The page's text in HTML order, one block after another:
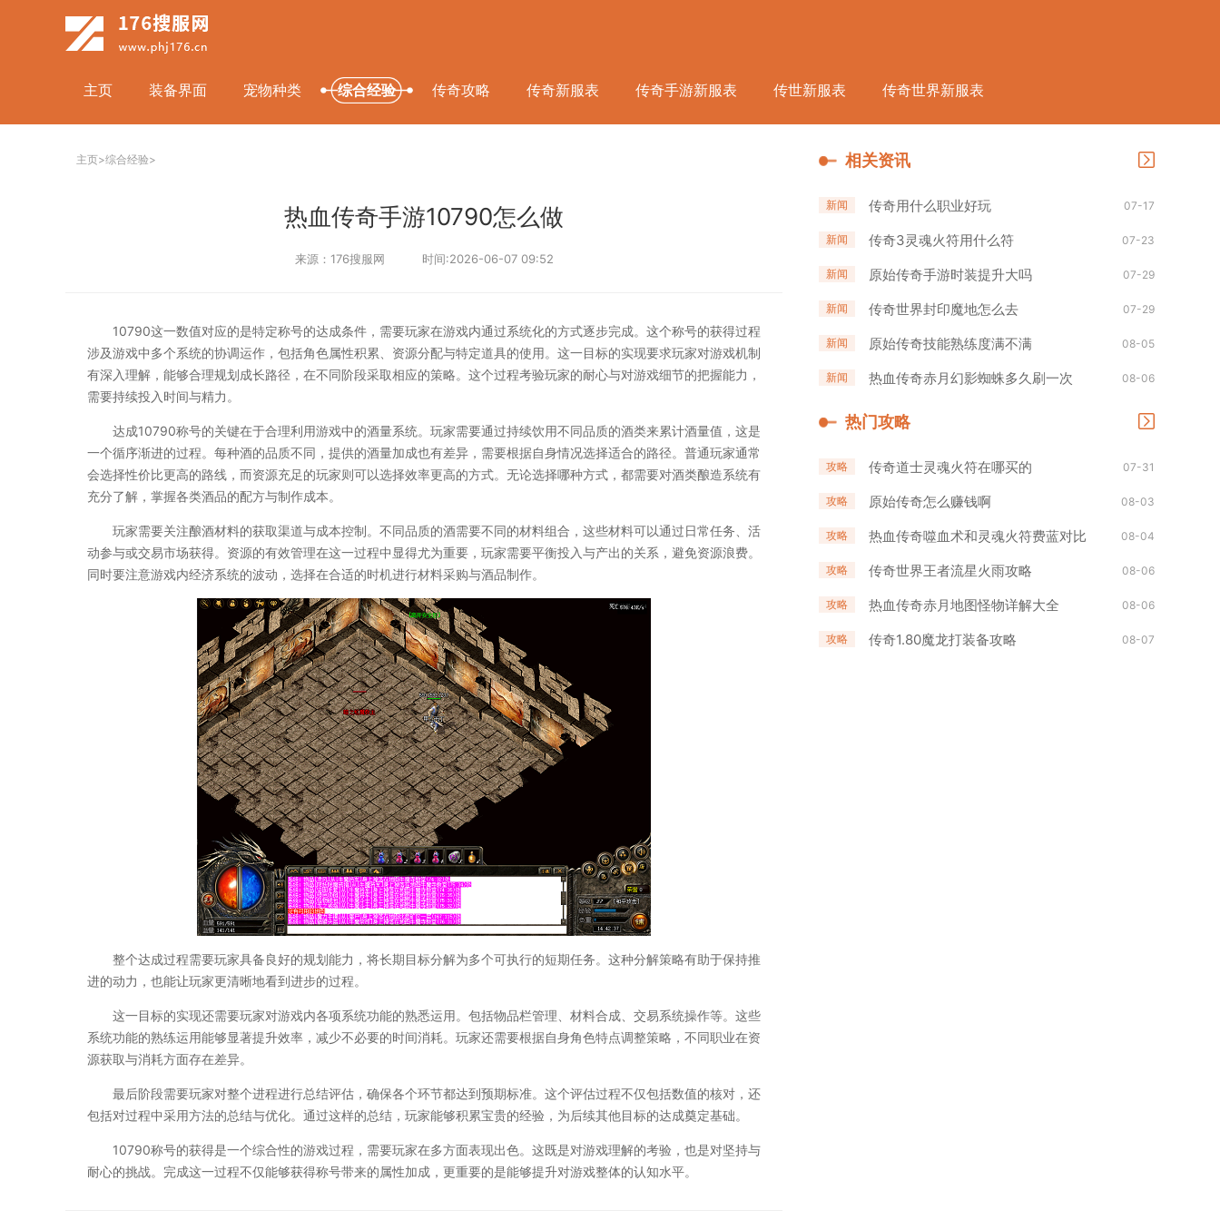
主页 装备界面 宠物种类 综合经验 传奇攻略 传奇新服表 传奇手游新服表 传世新服表 传奇世界新服表
主页>综合经验>
热血传奇手游10790怎么做
来源：176搜服网 时间:2026-06-07 09:52
10790这一数值对应的是特定称号的达成条件，需要玩家在游戏内通过系统化的方式逐步完成。这个称号的获得过程
涉及游戏中多个系统的协调运作，包括角色属性积累、资源分配与特定道具的使用。这一目标的实现要求玩家对游戏机制
有深入理解，能够合理规划成长路径，在不同阶段采取相应的策略。这个过程考验玩家的耐心与对游戏细节的把握能力，
需要持续投入时间与精力。
达成10790称号的关键在于合理利用游戏中的酒量系统。玩家需要通过持续饮用不同品质的酒类来累计酒量值，这是
一个循序渐进的过程。每种酒的品质不同，提供的酒量加成也有差异，需要根据自身情况选择适合的路径。普通玩家通常
会选择性价比更高的路线，而资源充足的玩家则可以选择效率更高的方式。无论选择哪种方式，都需要对酒类酿造系统有
充分了解，掌握各类酒品的配方与制作成本。
玩家需要关注酿酒材料的获取渠道与成本控制。不同品质的酒需要不同的材料组合，这些材料可以通过日常任务、活
动参与或交易市场获得。资源的有效管理在这一过程中显得尤为重要，玩家需要平衡投入与产出的关系，避免资源浪费。
同时要注意游戏内经济系统的波动，选择在合适的时机进行材料采购与酒品制作。
整个达成过程需要玩家具备良好的规划能力，将长期目标分解为多个可执行的短期任务。这种分解策略有助于保持推
进的动力，也能让玩家更清晰地看到进步的过程。
这一目标的实现还需要玩家对游戏内各项系统功能的熟悉运用。包括物品栏管理、材料合成、交易系统操作等。这些
系统功能的熟练运用能够显著提升效率，减少不必要的时间消耗。玩家还需要根据自身角色特点调整策略，不同职业在资
源获取与消耗方面存在差异。
最后阶段需要玩家对整个进程进行总结评估，确保各个环节都达到预期标准。这个评估过程不仅包括数值的核对，还
包括对过程中采用方法的总结与优化。通过这样的总结，玩家能够积累宝贵的经验，为后续其他目标的达成奠定基础。
10790称号的获得是一个综合性的游戏过程，需要玩家在多方面表现出色。这既是对游戏理解的考验，也是对坚持与
耐心的挑战。完成这一过程不仅能够获得称号带来的属性加成，更重要的是能够提升对游戏整体的认知水平。
相关资讯
新闻 传奇用什么职业好玩 07-17
新闻 传奇3灵魂火符用什么符 07-23
新闻 原始传奇手游时装提升大吗 07-29
新闻 传奇世界封印魔地怎么去 07-29
新闻 原始传奇技能熟练度满不满 08-05
新闻 热血传奇赤月幻影蜘蛛多久刷一次 08-06
热门攻略
攻略 传奇道士灵魂火符在哪买的 07-31
攻略 原始传奇怎么赚钱啊 08-03
攻略 热血传奇噬血术和灵魂火符费蓝对比 08-04
攻略 传奇世界王者流星火雨攻略 08-06
攻略 热血传奇赤月地图怪物详解大全 08-06
攻略 传奇1.80魔龙打装备攻略 08-07